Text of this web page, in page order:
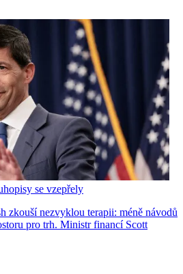
se vzepřely
zkouší nezvyklou terapii: méně návodů
pro trh. Ministr financí Scott